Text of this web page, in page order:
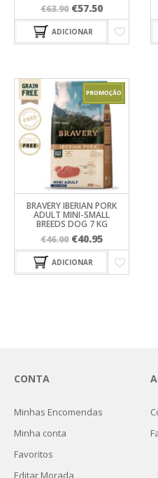
€63.90 O
preço
original
€57.50O
preço
atual
ADICIONAR
BRAVERY IBERIAN PORK
ADULT MINI-SMALL
BREEDS DOG 7 KG
€46.00 O
preço
original
€40.95O
preço
atual
ADICIONAR
CONTA
Minhas Encomendas
Minha conta
Favoritos
Editar Morada